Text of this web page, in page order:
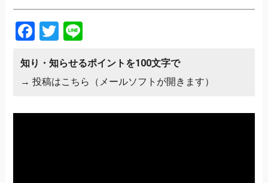
Facebook
Twitter
Line
知り・知らせるポイントを100文字で
→ 投稿はこちら（メールソフトが開きます）